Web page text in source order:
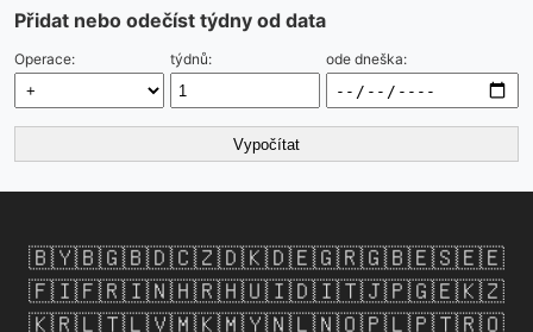
Přidat nebo odečíst týdny od data
Operace: týdnů: ode dneška:
Vypočítat
🇧🇾🇧🇬🇧🇩🇨🇿🇩🇰🇩🇪🇬🇷🇬🇧🇪🇸🇪🇪
🇫🇮🇫🇷🇮🇳🇭🇷🇭🇺🇮🇩🇮🇹🇯🇵🇬🇪🇰🇿
🇰🇷🇱🇹🇱🇻🇲🇰🇲🇾🇳🇱🇳🇴🇵🇱🇵🇹🇷🇴